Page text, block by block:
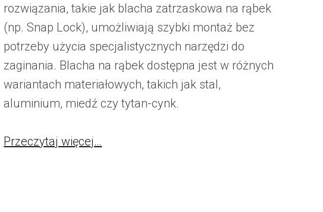
rozwiązania, takie jak blacha zatrzaskowa na rąbek
(np. Snap Lock), umożliwiają szybki montaż bez
potrzeby użycia specjalistycznych narzędzi do
zaginania. Blacha na rąbek dostępna jest w różnych
wariantach materiałowych, takich jak stal,
aluminium, miedź czy tytan-cynk.
Przeczytaj więcej…